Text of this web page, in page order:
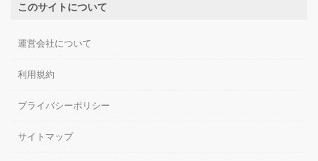
このサイトについて
運営会社について
利用規約
プライバシーポリシー
サイトマップ